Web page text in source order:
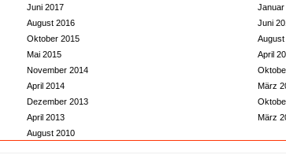
Juni 2017
Januar
August 2016
Juni
Oktober 2015
August
Mai 2015
April
November 2014
April 2014
März
Dezember 2013
April 2013
März
August 2010